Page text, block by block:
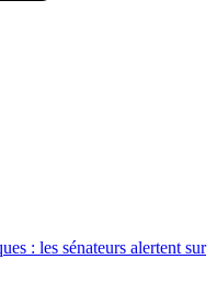
: les sénateurs alertent sur